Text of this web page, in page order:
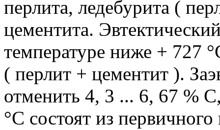
перлита, ледебурита (
цементита.
температуре ниже + 727
( перлит + цементит ).
отменить 4, 3 ... 6, 67 %
°С состоят из